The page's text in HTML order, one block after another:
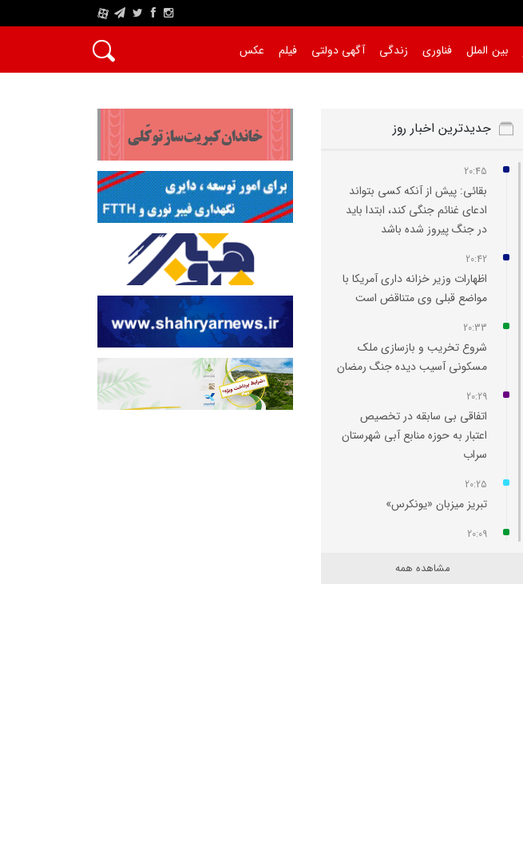
A
بین الملل فناوری زندگی آگهی دولتی فیلم عکس
جدیدترین اخبار روز
20:45
بقائی: پیش از آنکه کسی بتواند
ادعای غنائم جنگی کند، ابتدا باید
در جنگ پیروز شده باشد
20:42
اظهارات وزیر خزانه‌ داری آمریکا با
مواضع قبلی وی متناقض است
20:33
شروع تخریب و بازسازی ملک
مسکونی آسیب‌ دیده جنگ رمضان
20:29
اتفاقی بی سابقه در تخصیص
اعتبار به حوزه منابع آبی شهرستان
سراب
20:25
تبریز میزبان «یونکرس»
20:09
مشاهده همه